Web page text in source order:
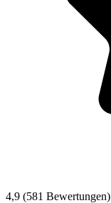
4,9 (581 Bewertungen)